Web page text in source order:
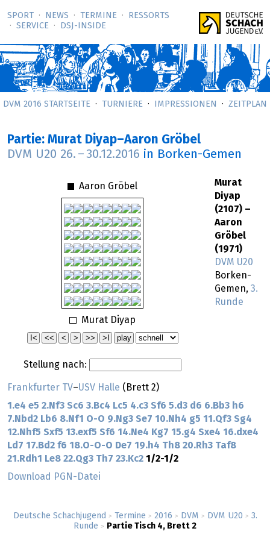
SPORT NEWS TERMINE
RESSORTS
SERVICE
DSJ-­INSIDE
Deutsche Schachjugend > Termine > 2016 > DVM > DVM U20 > 3.
Runde > Partie Tisch 4, Brett 2
DVM 2016 STARTSEITE TURNIERE IMPRESSIONEN ZEITPLAN
Partie: Murat Diyap–Aaron Gröbel
DVM U20 26. – 30.12.2016 in Borken-Gemen
Aaron Gröbel
Murat Diyap
Stellung nach:
Murat
Diyap
(2107) –
Aaron
Gröbel
(1971)
DVM U20
Borken-
Gemen, 3.
Runde
Frankfurter TV–USV Halle (Brett 2)
1.e4 e5 2.Nf3 Sc6 3.Bc4 Lc5 4.c3 Sf6 5.d3 d6 6.Bb3 h6
7.Nbd2 Lb6 8.Nf1 O-O 9.Ng3 Se7 10.Nh4 g5 11.Qf3 Sg4
12.Nhf5 Sxf5 13.exf5 Sf6 14.Ne4 Kg7 15.g4 Sxe4 16.dxe4
Ld7 17.Bd2 f6 18.O-O-O De7 19.h4 Th8 20.Rh3 Taf8
21.Rdh1 Le8 22.Qg3 Th7 23.Kc2 1/2-1/2
Download PGN-Datei